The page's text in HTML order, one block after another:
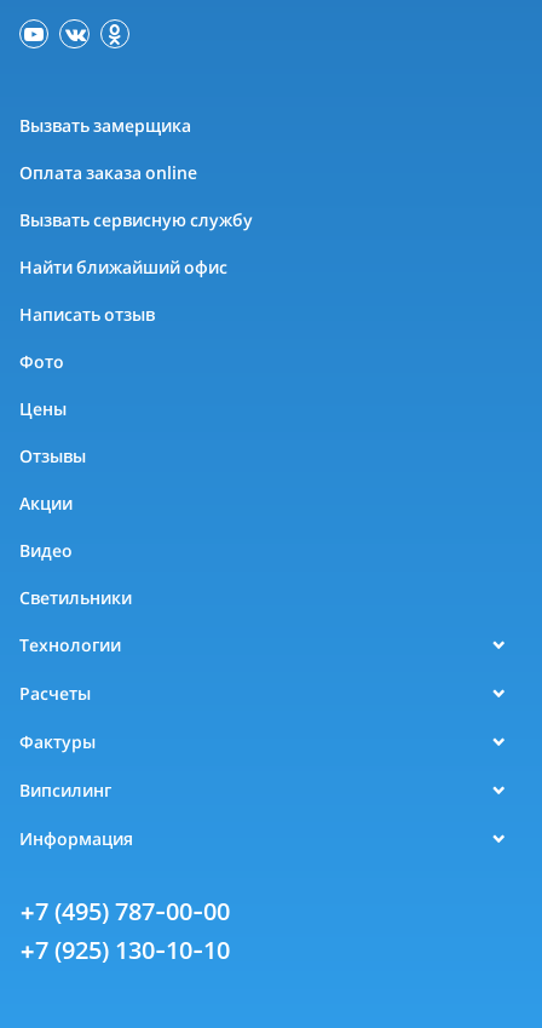
Вызвать замерщика
Оплата заказа online
Вызвать сервисную службу
Найти ближайший офис
Написать отзыв
Фото
Цены
Отзывы
Акции
Видео
Светильники
Технологии
Расчеты
Фактуры
Випсилинг
Информация
+7 (495) 787-00-00
+7 (925) 130-10-10